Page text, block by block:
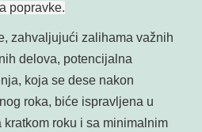
popravke.
zahvaljujući zalihama važnih
delova, potencijalna
koja se dese nakon
roka, biće ispravljena u
kratkom roku i sa minimalnim